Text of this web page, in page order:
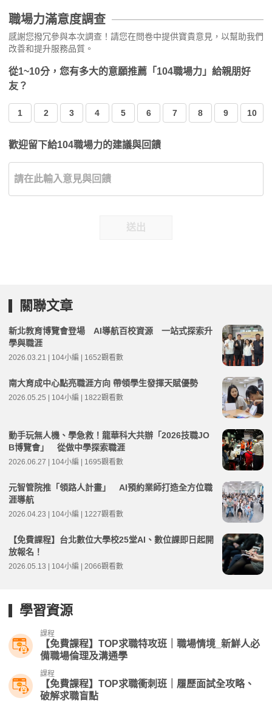
職場力滿意度調查
感謝您撥冗參與本次調查！請您在問卷中提供寶貴意見，以幫助我們
改善和提升服務品質。
從1~10分，您有多大的意願推薦「104職場力」給親朋好
友？
1 2 3 4 5 6 7 8 9 10
歡迎留下給104職場力的建議與回饋
送出
關聯文章
新北教育博覽會登場 AI導航百校資源 一站式探索升
學與職涯
2026.03.21 | 104小編 | 1652觀看數
南大育成中心點亮職涯方向 帶領學生發揮天賦優勢
2026.05.25 | 104小編 | 1822觀看數
動手玩無人機、學急救！龍華科大共辦「2026技職JO
B博覽會」 從做中學探索職涯
2026.06.27 | 104小編 | 1695觀看數
元智管院推「領路人計畫」 AI預約業師打造全方位職
涯導航
2026.04.23 | 104小編 | 1227觀看數
【免費課程】台北數位大學校25堂AI、數位課即日起開
放報名！
2026.05.13 | 104小編 | 2066觀看數
學習資源
課程
【免費課程】TOP求職特攻班｜職場情境_新鮮人必
備職場倫理及溝通學
課程
【免費課程】TOP求職衝刺班｜履歷面試全攻略、
破解求職盲點